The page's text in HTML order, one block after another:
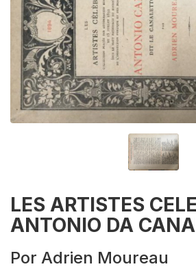
LES ARTISTES
ANTONIO DA
Por Adrien Moureau